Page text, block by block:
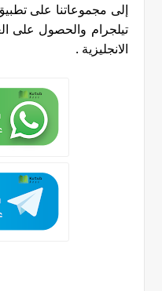
إلى مجموعاتنا على
تيلجرام والحصول على
الانجليزية .